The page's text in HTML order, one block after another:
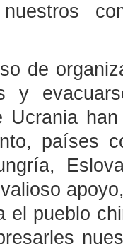
de
y
Ucrania
países
el pueblo